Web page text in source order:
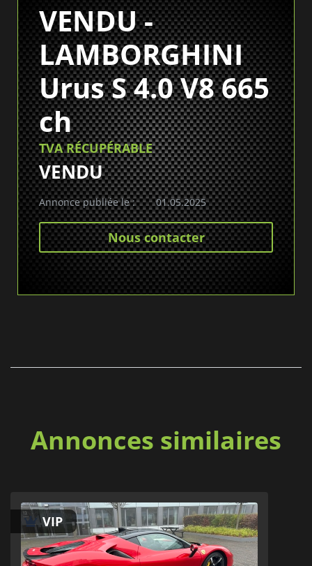
VENDU -
LAMBORGHINI
Urus S 4.0 V8 665
ch
TVA RÉCUPÉRABLE
VENDU
Annonce publiée le : 01.05.2025
Nous contacter
Annonces similaires
VIP